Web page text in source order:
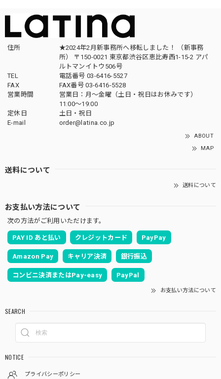
住所
★2024年2月新事務所へ移転しました！ （新事務
所） 〒150-0021 東京都渋谷区恵比寿西1-15-2 アパ
ルトマンイトウ506号
TEL
電話番号 03-6416-5527
FAX
FAX番号 03-6416-5528
営業時間
営業日：月〜金曜（土日・祝日はお休みです）
11:00〜19:00
定休日
土日・祝日
E-mail
order@latina.co.jp
ABOUT
MAP
送料について
送料について
お支払い方法について
次の方法がご利用いただけます。
PAY ID あと払い クレジットカード PayPay
Amazon Pay キャリア決済 銀行振込
コンビニ決済またはPay-easy PayPal
お支払い方法について
SEARCH
NOTICE
プライバシーポリシー